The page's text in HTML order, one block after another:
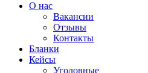
О нас
Вакансии
Отзывы
Контакты
Бланки
Кейсы
Уголовные